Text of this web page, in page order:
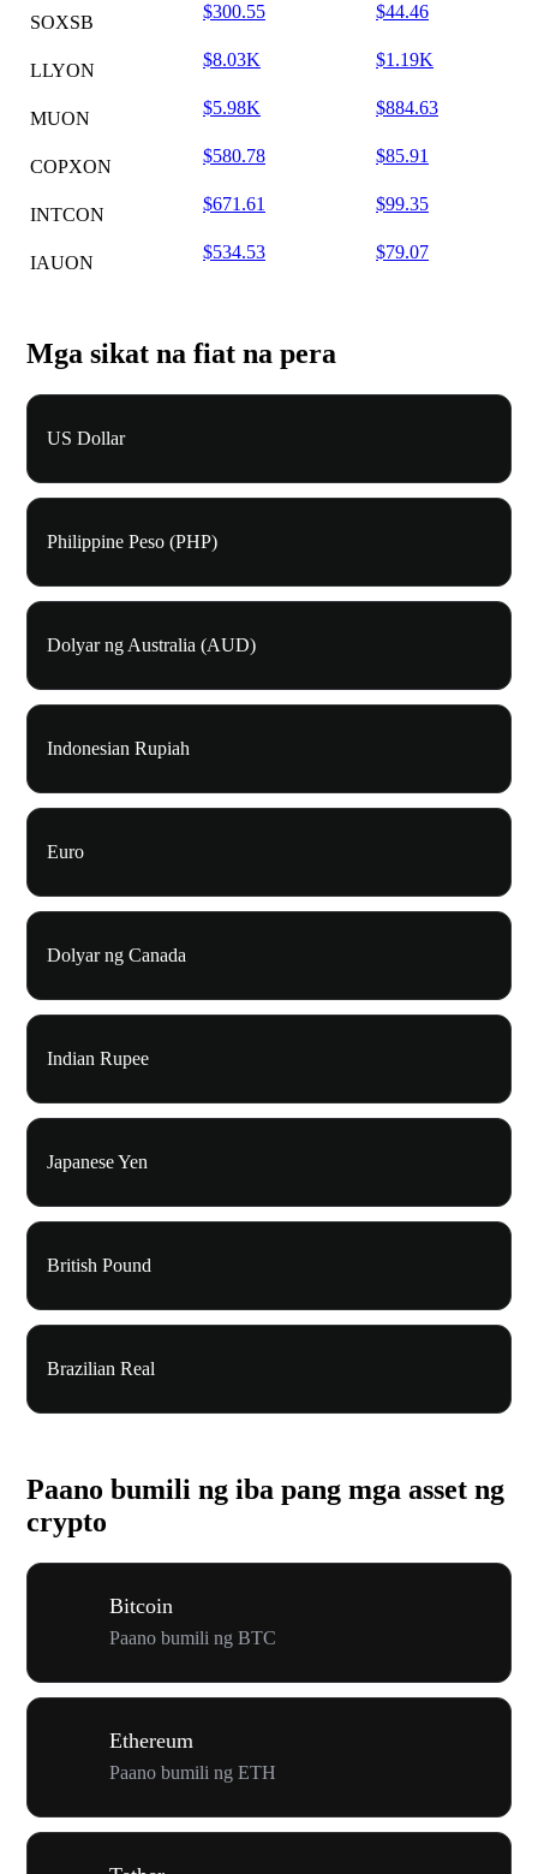
SOXSB
$300.55 $44.46
LLYON
$8.03K $1.19K
MUON
$5.98K $884.63
COPXON
$580.78 $85.91
INTCON
$671.61 $99.35
IAUON
$534.53 $79.07
Mga sikat na fiat na pera
US Dollar
Philippine Peso (PHP)
Dolyar ng Australia (AUD)
Indonesian Rupiah
Euro
Dolyar ng Canada
Indian Rupee
Japanese Yen
British Pound
Brazilian Real
Paano bumili ng iba pang mga asset ng
crypto
Bitcoin
Paano bumili ng BTC
Ethereum
Paano bumili ng ETH